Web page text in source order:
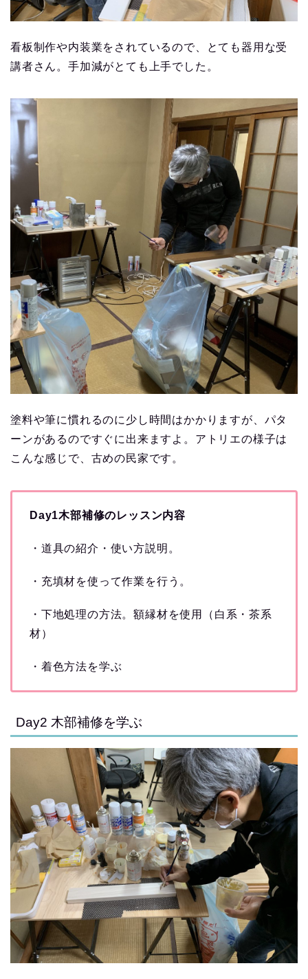
看板制作や内装業をされているので、とても器用な受
講者さん。手加減がとても上手でした。
塗料や筆に慣れるのに少し時間はかかりますが、パタ
ーンがあるのですぐに出来ますよ。アトリエの様子は
こんな感じで、古めの民家です。
Day1木部補修のレッスン内容
・道具の紹介・使い方説明。
・充填材を使って作業を行う。
・下地処理の方法。額縁材を使用（白系・茶系
材）
・着色方法を学ぶ
Day2 木部補修を学ぶ